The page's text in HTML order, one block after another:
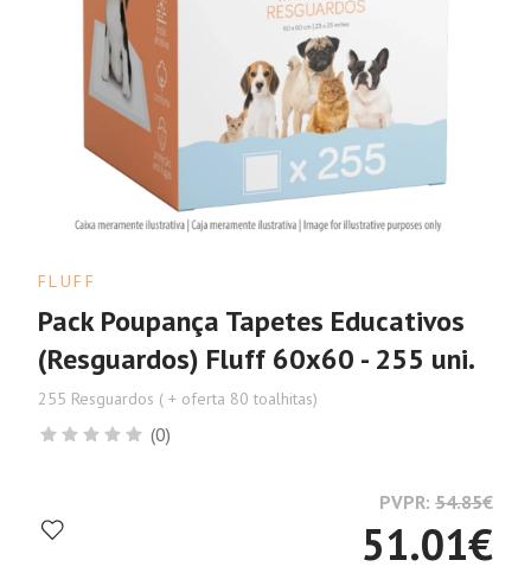
FLUFF
Pack Poupança Tapetes Educativos
(Resguardos) Fluff 60x60 - 255 uni.
255 Resguardos ( + oferta 80 toalhitas)
(0)
PVPR: 54.85€
51.01€